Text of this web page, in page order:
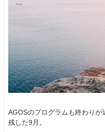
AGOSのプログラムも終わり
残した9月。